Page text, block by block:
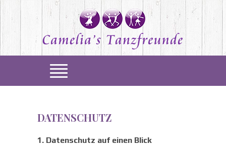
DATENSCHUTZ
1. Datenschutz auf einen Blick